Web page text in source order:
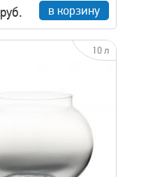
руб. в корзину
10 л